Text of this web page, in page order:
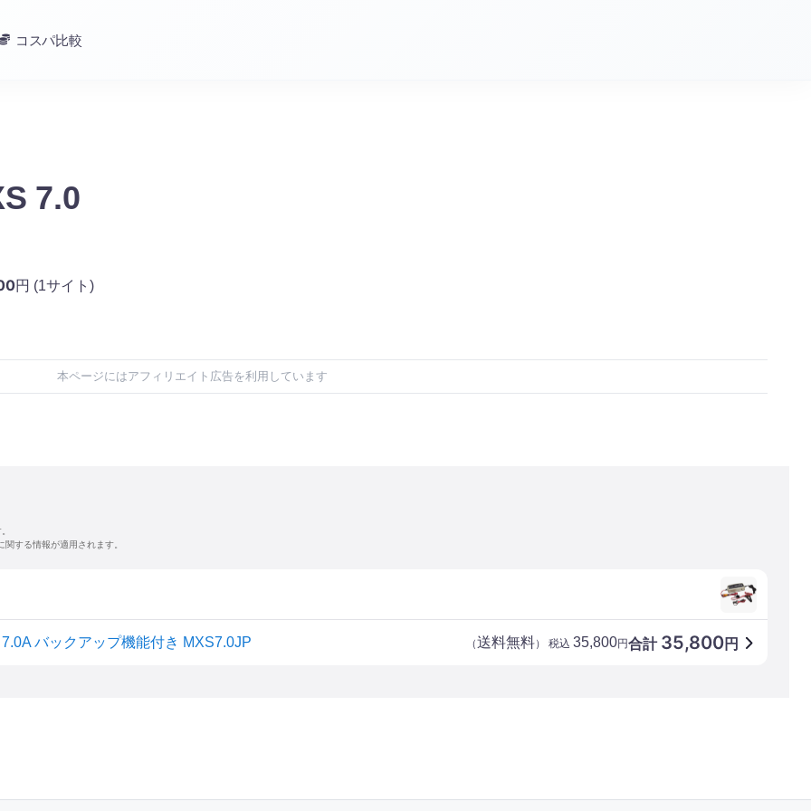
コスパ比較
7.0
円 (1サイト)
本ページにはアフィリエイト広告を利用しています
する情報が適用されます。
バックアップ機能付き MXS7.0JP 合計 35,800円
（送料無料） 税込 35,800円